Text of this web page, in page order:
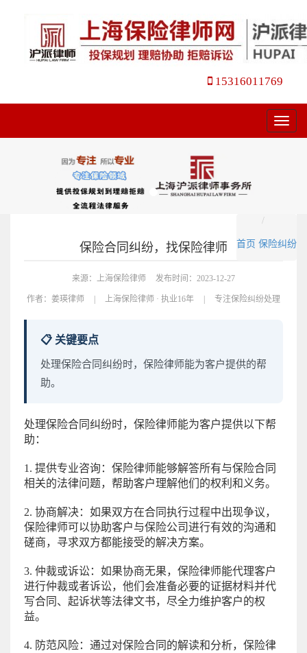
15316011769
菜
单
首页 保险纠纷
保险合同纠纷，找保险律师
来源：上海保险律师 发布时间：2023-12-27
作者： 姜瑛律师 | 上海保险律师 · 执业16年 | 专注保险纠纷处理
📋 关键要点
处理保险合同纠纷时，保险律师能为客户提供的帮
助。
处理保险合同纠纷时，保险律师能为客户提供以下帮
助：
1. 提供专业咨询：保险律师能够解答所有与保险合同
相关的法律问题，帮助客户理解他们的权利和义务。
2. 协商解决：如果双方在合同执行过程中出现争议，
保险律师可以协助客户与保险公司进行有效的沟通和
磋商，寻求双方都能接受的解决方案。
3. 仲裁或诉讼：如果协商无果，保险律师能代理客户
进行仲裁或者诉讼，他们会准备必要的证据材料并代
写合同、起诉状等法律文书，尽全力维护客户的权
益。
4. 防范风险：通过对保险合同的解读和分析，保险律